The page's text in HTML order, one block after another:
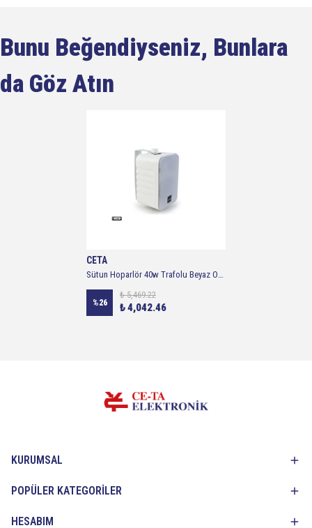
Bunu Beğendiyseniz, Bunlara
da Göz Atın
CETA
Sütun Hoparlör 40w Trafolu Beyaz Osawa Osw-4314tb
%26
₺ 5,469.22
₺ 4,042.46
KURUMSAL
POPÜLER KATEGORİLER
HESABIM